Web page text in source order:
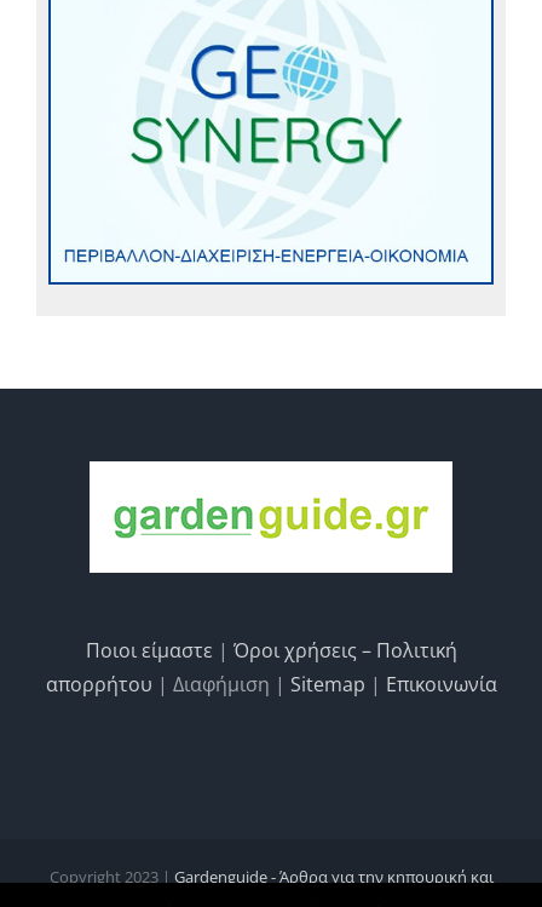
Ποιοι είμαστε | Όροι χρήσεις – Πολιτική
απορρήτου | Διαφήμιση | Sitemap | Επικοινωνία
Copyright 2023 | Gardenguide - Άρθρα για την κηπουρική και